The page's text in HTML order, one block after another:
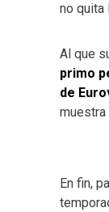
no quita
Al que
primo
de
muestra
En fin,